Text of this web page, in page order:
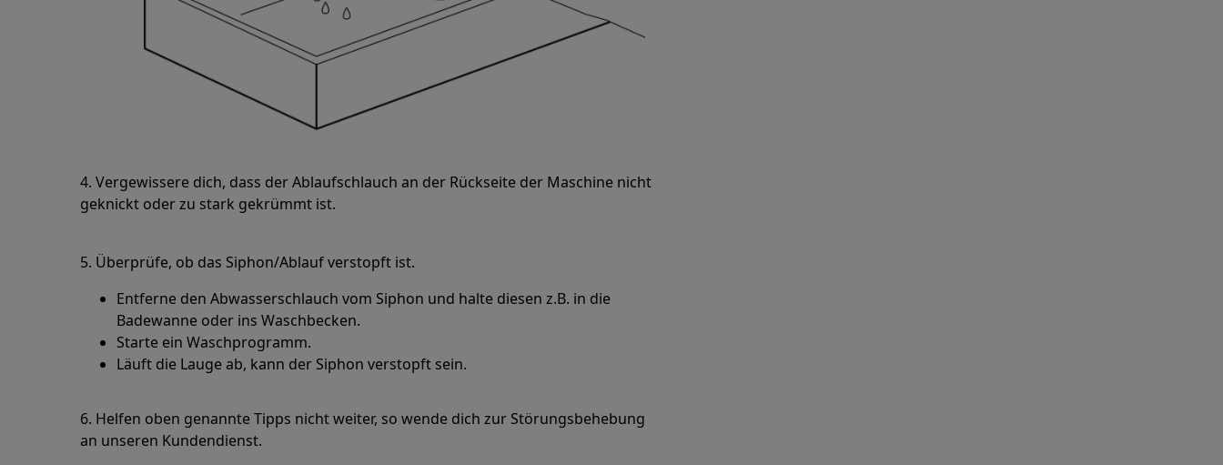
4. Vergewissere dich, dass der Ablaufschlauch an der Rückseite der Maschine nicht
geknickt oder zu stark gekrümmt ist.
5. Überprüfe, ob das Siphon/Ablauf verstopft ist.
Entferne den Abwasserschlauch vom Siphon und halte diesen z.B. in die
Badewanne oder ins Waschbecken.
Starte ein Waschprogramm.
Läuft die Lauge ab, kann der Siphon verstopft sein.
6. Helfen oben genannte Tipps nicht weiter, so wende dich zur Störungsbehebung
an unseren Kundendienst.